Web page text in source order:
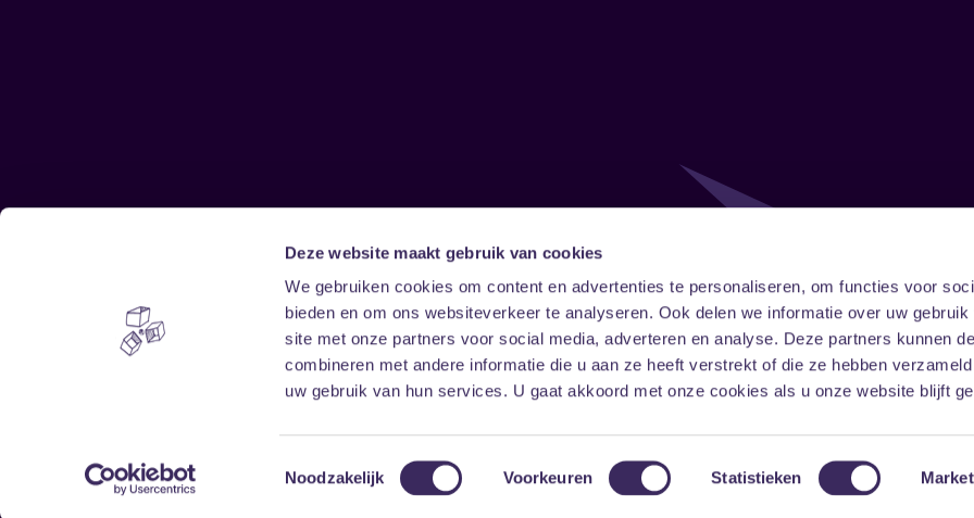
Deze website maakt gebruik van cookies
We gebruiken cookies om content en advertenties te personaliseren, om functies voor
bieden en om ons websiteverkeer te analyseren. Ook delen we informatie over uw gebruik
site met onze partners voor social media, adverteren en analyse. Deze partners kunnen
combineren met andere informatie die u aan ze heeft verstrekt of die ze hebben
uw gebruik van hun services. U gaat akkoord met onze cookies als u onze website blijft
Toestemmingsselectie
Noodzakelijk Voorkeuren Statistieken
Home
Vrijwilligers
Disclaimer
Toegankelijkheid
Privacy & cookies
Follow
FacebookInstagramLinkedIn
Onze